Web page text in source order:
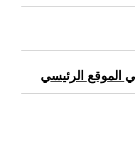
الموقع الرئيسي